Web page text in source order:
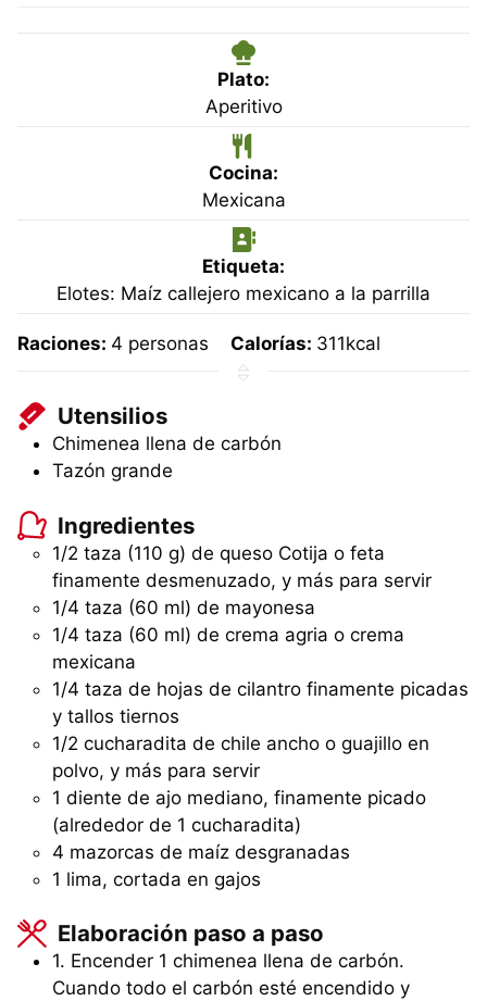
Plato:
Aperitivo
Cocina:
Mexicana
Etiqueta:
Elotes: Maíz callejero mexicano a la parrilla
Raciones: 4 personas Calorías: 311kcal
Utensilios
Chimenea llena de carbón
Tazón grande
Ingredientes
1/2 taza (110 g) de queso Cotija o feta
finamente desmenuzado, y más para servir
1/4 taza (60 ml) de mayonesa
1/4 taza (60 ml) de crema agria o crema
mexicana
1/4 taza de hojas de cilantro finamente picadas
y tallos tiernos
1/2 cucharadita de chile ancho o guajillo en
polvo, y más para servir
1 diente de ajo mediano, finamente picado
(alrededor de 1 cucharadita)
4 mazorcas de maíz desgranadas
1 lima, cortada en gajos
Elaboración paso a paso
1. Encender 1 chimenea llena de carbón.
Cuando todo el carbón esté encendido y